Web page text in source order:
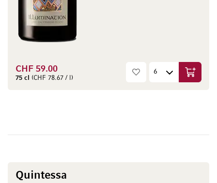
CHF 59.00
75 cl (CHF 78.67 / l)
Quintessa